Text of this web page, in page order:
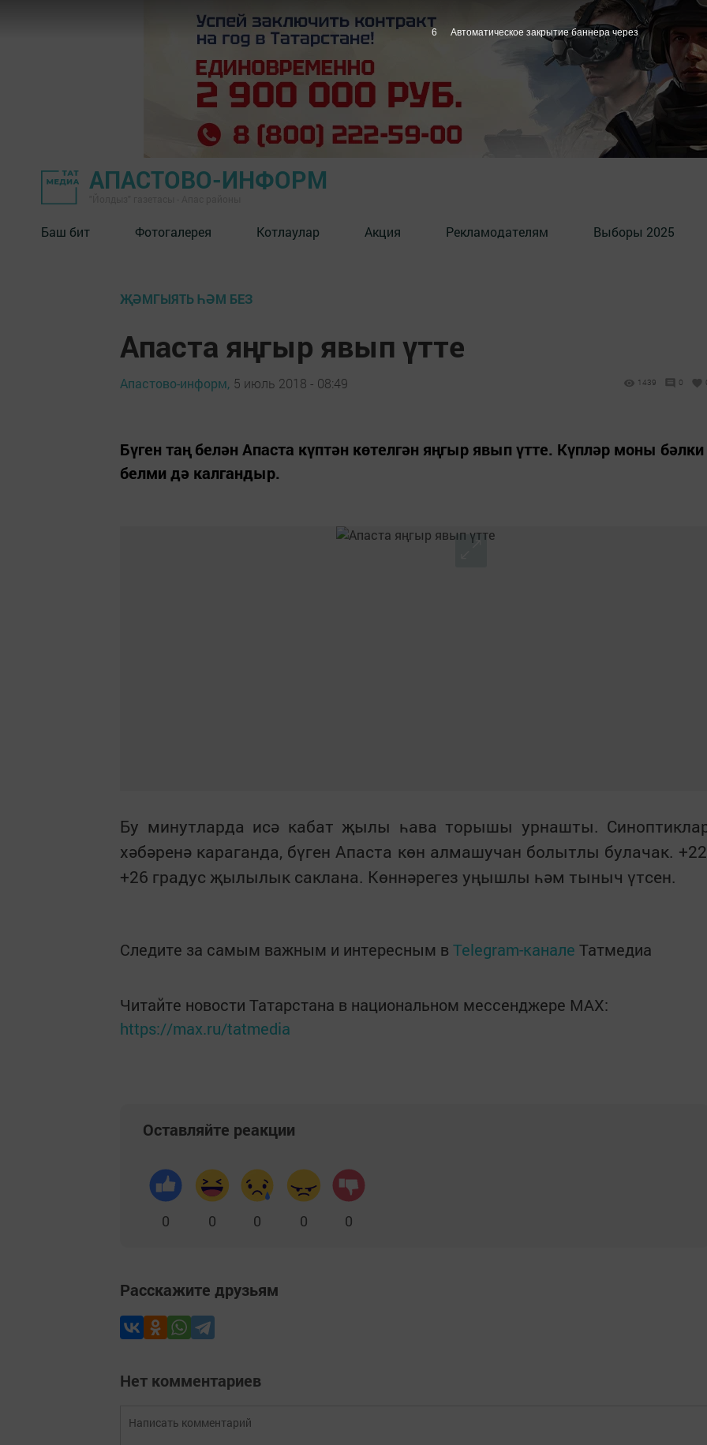
АПАСТОВО-ИНФОРМ
Баш бит Фотогалерея Котлаулар Акция Рекламодателям Выборы 2025
ҖӘМГЫЯТЬ ҺӘМ БЕЗ
Апаста яңгыр явып үтте
Апастово-информ, 5 июль 2018 - 08:49 1439 0
Бүген таң белән Апаста күптән көтелгән яңгыр явып үтте. Күпләр моны бәлки
белми дә калгандыр.
Бу минутларда исә кабат җылы һава торышы урнашты.
хәбәренә караганда, бүген Апаста көн алмашучан болытлы булачак.
+26 градус җылылык саклана. Көннәрегез уңышлы һәм тыныч үтсен.
Следите за самым важным и интересным в Telegram-канале Татмедиа
Читайте новости Татарстана в национальном мессенджере MАХ:
https://max.ru/tatmedia
Оставляйте реакции
0 0 0 0 0
Расскажите друзьям
Нет комментариев
5 Автоматическое закрытие баннера через